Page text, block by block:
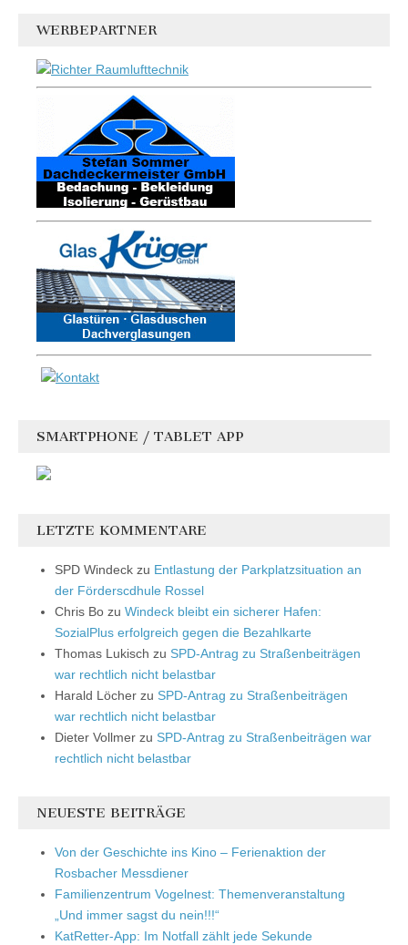
WERBEPARTNER
SMARTPHONE / TABLET APP
LETZTE KOMMENTARE
SPD Windeck zu Entlastung der Parkplatzsituation an
der Förderscdhule Rossel
Chris Bo zu Windeck bleibt ein sicherer Hafen:
SozialPlus erfolgreich gegen die Bezahlkarte
Thomas Lukisch zu SPD-Antrag zu Straßenbeiträgen
war rechtlich nicht belastbar
Harald Löcher zu SPD-Antrag zu Straßenbeiträgen
war rechtlich nicht belastbar
Dieter Vollmer zu SPD-Antrag zu Straßenbeiträgen war
rechtlich nicht belastbar
NEUESTE BEITRÄGE
Von der Geschichte ins Kino – Ferienaktion der
Rosbacher Messdiener
Familienzentrum Vogelnest: Themenveranstaltung
„Und immer sagst du nein!!!“
KatRetter-App: Im Notfall zählt jede Sekunde